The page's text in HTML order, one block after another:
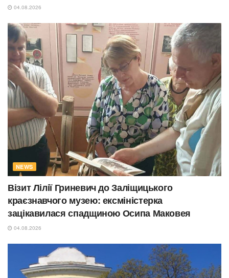
04.08.2026
NEWS
Візит Лілії Гриневич до Заліщицького
краєзнавчого музею: ексміністерка
зацікавилася спадщиною Осипа Маковея
04.08.2026